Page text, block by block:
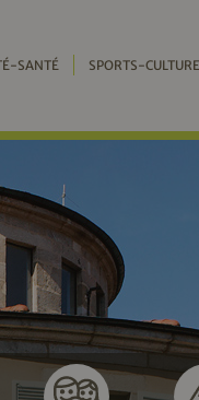
SANTÉ SPORTS-CULTURE